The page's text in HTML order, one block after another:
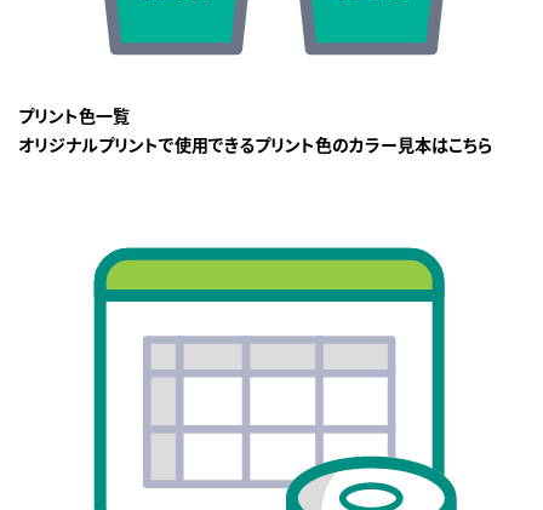
プリント色一覧
オリジナルプリントで使用できるプリント色のカラー見本はこちら